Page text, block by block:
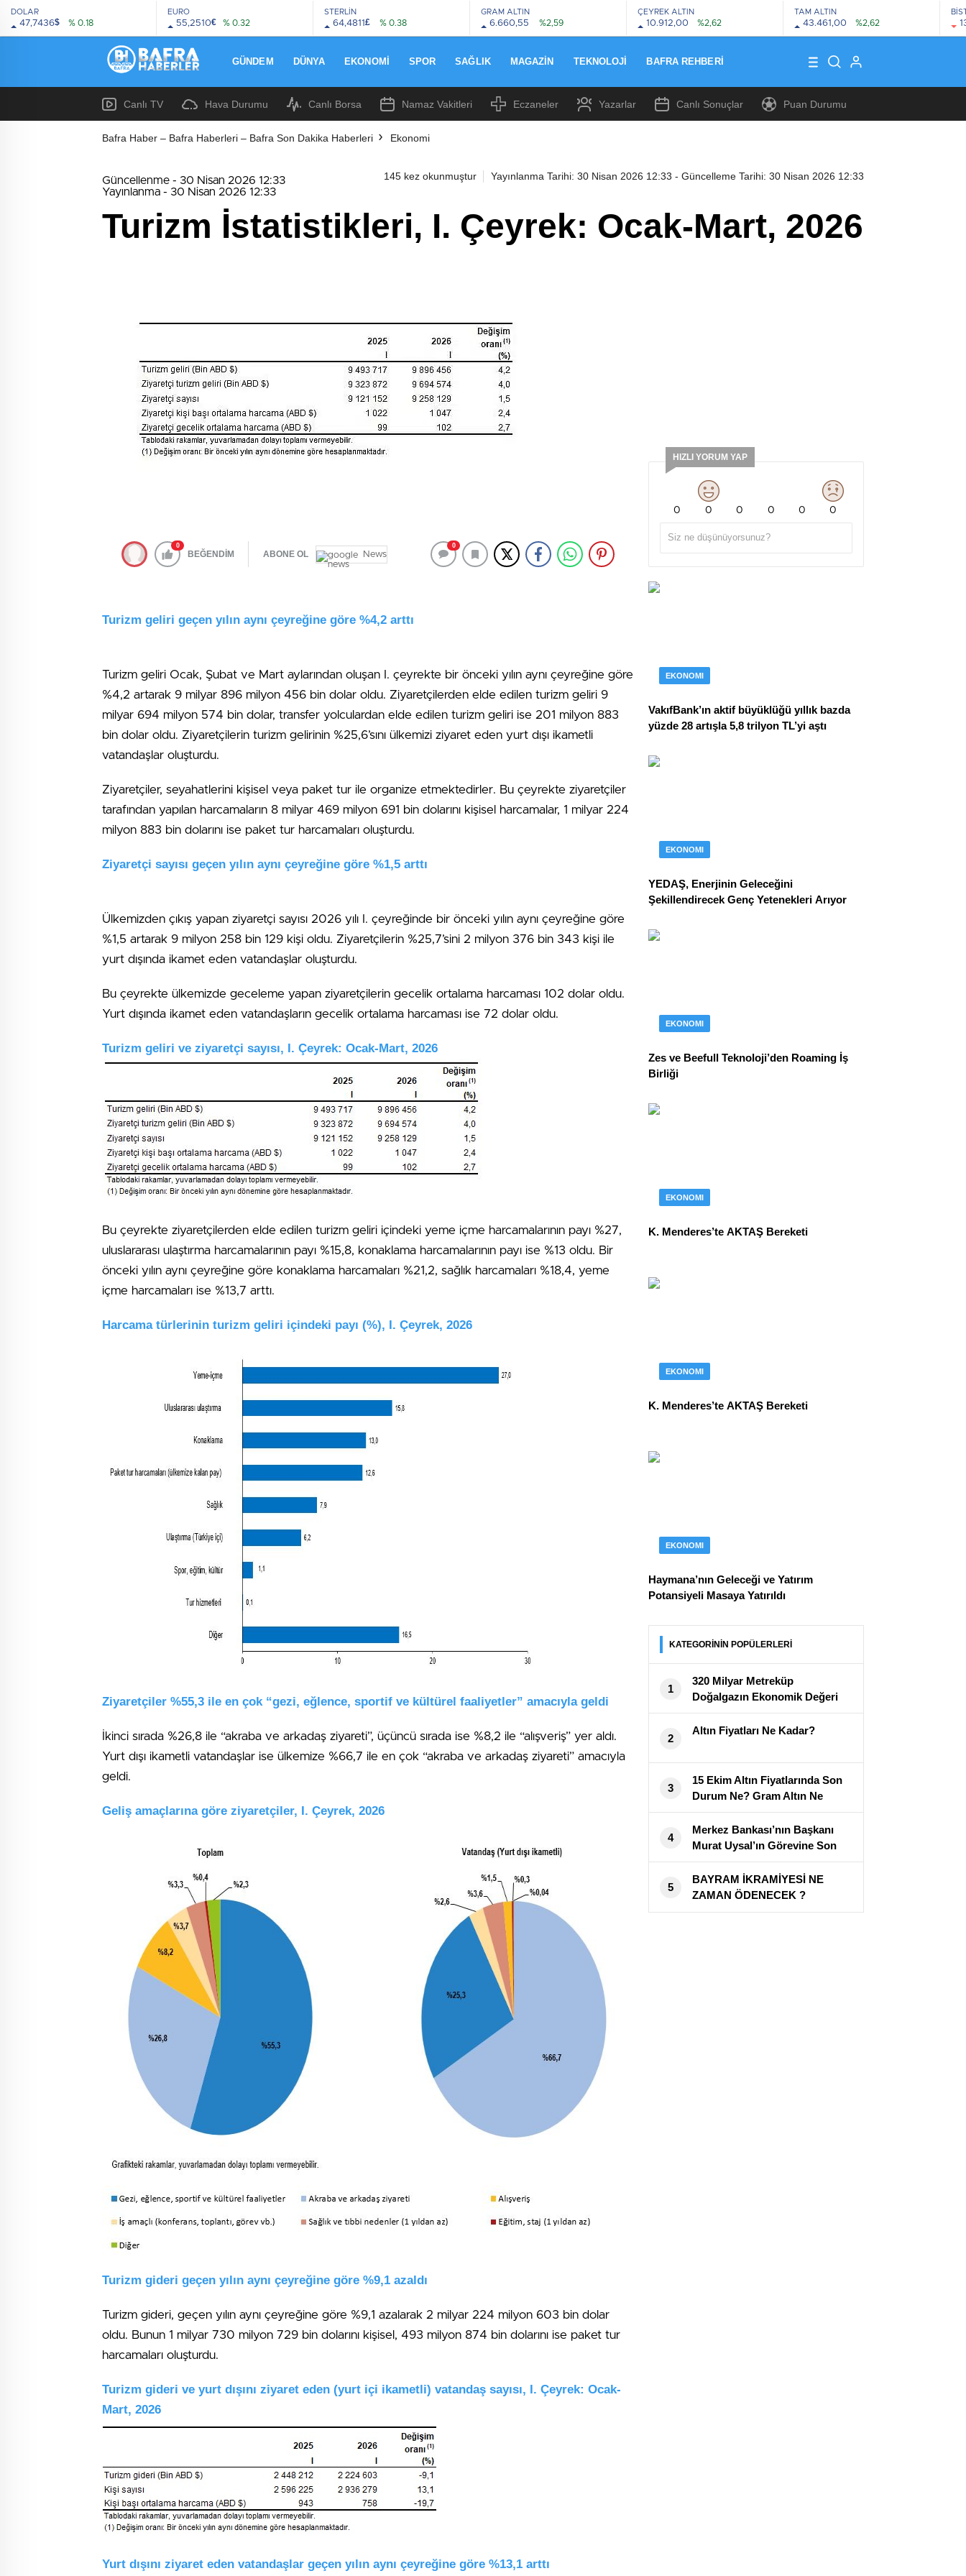
DOLAR
47,7436$ % 0.18
EURO
55,2510€ % 0.32
STERLİN
64,4811£ % 0.38
GRAM ALTIN
6.660,55 %2,59
ÇEYREK ALTIN
10.912,00 %2,62
TAM ALTIN
43.461,00 %2,62
GÜNDEM DÜNYA EKONOMI SPOR SAĞLIK MAGAZIN TEKNOLOJI BAFRA REHBERI
Canlı TV Hava Durumu Canlı Borsa Namaz Vakitleri Eczaneler Yazarlar Canlı Sonuçlar Puan Durumu
Bafra Haber – Bafra Haberleri – Bafra Son Dakika Haberleri Ekonomi
145 kez okunmuştur Yayınlanma Tarihi: 30 Nisan 2026 12:33 - Güncelleme Tarihi: 30 Nisan 2026 12:33
Güncellenme - 30 Nisan 2026 12:33
Yayınlanma - 30 Nisan 2026 12:33
Turizm İstatistikleri, I. Çeyrek: Ocak-Mart, 2026
0
BEĞENDİM ABONE OL News
0
Turizm geliri geçen yılın aynı çeyreğine göre %4,2 arttı
Turizm geliri Ocak, Şubat ve Mart aylarından oluşan I. çeyrekte bir önceki yılın aynı çeyreğine göre
%4,2 artarak 9 milyar 896 milyon 456 bin dolar oldu. Ziyaretçilerden elde edilen turizm geliri 9
milyar 694 milyon 574 bin dolar, transfer yolculardan elde edilen turizm geliri ise 201 milyon 883
bin dolar oldu. Ziyaretçilerin turizm gelirinin %25,6’sını ülkemizi ziyaret eden yurt dışı ikametli
vatandaşlar oluşturdu.
Ziyaretçiler, seyahatlerini kişisel veya paket tur ile organize etmektedirler. Bu çeyrekte ziyaretçiler
tarafından yapılan harcamaların 8 milyar 469 milyon 691 bin dolarını kişisel harcamalar, 1 milyar 224
milyon 883 bin dolarını ise paket tur harcamaları oluşturdu.
Ziyaretçi sayısı geçen yılın aynı çeyreğine göre %1,5 arttı
Ülkemizden çıkış yapan ziyaretçi sayısı 2026 yılı I. çeyreğinde bir önceki yılın aynı çeyreğine göre
%1,5 artarak 9 milyon 258 bin 129 kişi oldu. Ziyaretçilerin %25,7’sini 2 milyon 376 bin 343 kişi ile
yurt dışında ikamet eden vatandaşlar oluşturdu.
Bu çeyrekte ülkemizde geceleme yapan ziyaretçilerin gecelik ortalama harcaması 102 dolar oldu.
Yurt dışında ikamet eden vatandaşların gecelik ortalama harcaması ise 72 dolar oldu.
Turizm geliri ve ziyaretçi sayısı, I. Çeyrek: Ocak-Mart, 2026
Bu çeyrekte ziyaretçilerden elde edilen turizm geliri içindeki yeme içme harcamalarının payı %27,
uluslararası ulaştırma harcamalarının payı %15,8, konaklama harcamalarının payı ise %13 oldu. Bir
önceki yılın aynı çeyreğine göre konaklama harcamaları %21,2, sağlık harcamaları %18,4, yeme
içme harcamaları ise %13,7 arttı.
Harcama türlerinin turizm geliri içindeki payı (%), I. Çeyrek, 2026
Ziyaretçiler %55,3 ile en çok “gezi, eğlence, sportif ve kültürel faaliyetler” amacıyla geldi
İkinci sırada %26,8 ile “akraba ve arkadaş ziyareti”, üçüncü sırada ise %8,2 ile “alışveriş” yer aldı.
Yurt dışı ikametli vatandaşlar ise ülkemize %66,7 ile en çok “akraba ve arkadaş ziyareti” amacıyla
geldi.
Geliş amaçlarına göre ziyaretçiler, I. Çeyrek, 2026
Turizm gideri geçen yılın aynı çeyreğine göre %9,1 azaldı
Turizm gideri, geçen yılın aynı çeyreğine göre %9,1 azalarak 2 milyar 224 milyon 603 bin dolar
oldu. Bunun 1 milyar 730 milyon 729 bin dolarını kişisel, 493 milyon 874 bin dolarını ise paket tur
harcamaları oluşturdu.
Turizm gideri ve yurt dışını ziyaret eden (yurt içi ikametli) vatandaş sayısı, I. Çeyrek: Ocak-
Mart, 2026
Yurt dışını ziyaret eden vatandaşlar geçen yılın aynı çeyreğine göre %13,1 arttı
HIZLI YORUM YAP
0 0 0 0 0 0
EKONOMI
VakıfBank’ın aktif büyüklüğü yıllık bazda
yüzde 28 artışla 5,8 trilyon TL’yi aştı
EKONOMI
YEDAŞ, Enerjinin Geleceğini
Şekillendirecek Genç Yetenekleri Arıyor
EKONOMI
Zes ve Beefull Teknoloji’den Roaming İş
Birliği
EKONOMI
K. Menderes’te AKTAŞ Bereketi
EKONOMI
K. Menderes’te AKTAŞ Bereketi
EKONOMI
Haymana’nın Geleceği ve Yatırım
Potansiyeli Masaya Yatırıldı
KATEGORİNİN POPÜLERLERİ
1
320 Milyar Metreküp
Doğalgazın Ekonomik Değeri
Açıklandı
2
Altın Fiyatları Ne Kadar?
3
15 Ekim Altın Fiyatlarında Son
Durum Ne? Gram Altın Ne
Kadar?
4
Merkez Bankası’nın Başkanı
Murat Uysal’ın Görevine Son
Verildi
5
BAYRAM İKRAMİYESİ NE
ZAMAN ÖDENECEK ?